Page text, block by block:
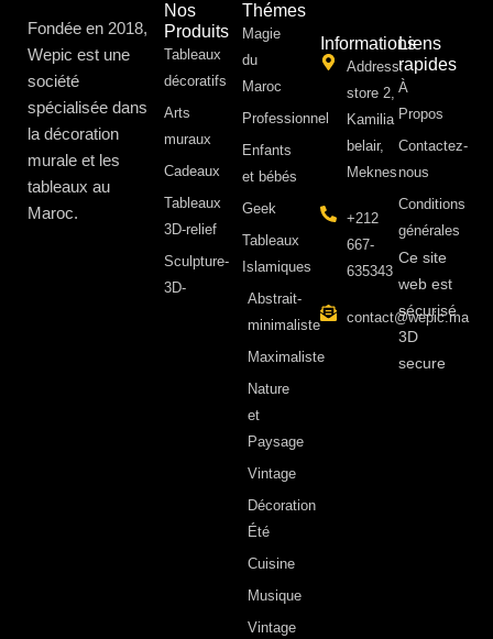
Fondée en 2018,
Wepic est une
société
spécialisée dans
la décoration
murale et les
tableaux au
Maroc.
Nos
Produits
Tableaux
décoratifs
Arts
muraux
Cadeaux
Tableaux
3D-relief
Sculpture-
3D-
Thémes
Magie
du
Maroc
Professionnel
Enfants
et bébés
Geek
Tableaux
Islamiques
Abstrait-
minimaliste
Maximaliste
Nature
et
Paysage
Vintage
Décoration
Été
Cuisine
Musique
Vintage
Informations
Address:
store 2,
Kamilia
belair,
Meknes
+212
667-
635343
contact@wepic.ma
Liens
rapides
À
Propos ​
Contactez-
nous
Conditions
générales
Ce site
web est
sécurisé
3D
secure